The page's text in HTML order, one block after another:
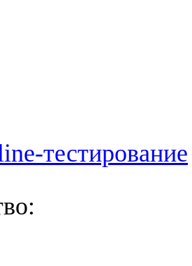
тестирование